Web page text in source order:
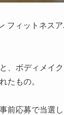
ィットネスア
、ボディメイ
たもの。
前応募で当選